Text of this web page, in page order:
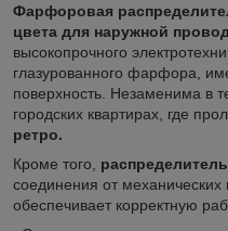
Фарфоровая
цвета для наружной
высокопрочного
глазурованного фарфора,
поверхность. Незаменима в
городских квартирах, где
ретро.
Кроме того,
соединения от механических
обеспечивает корректную